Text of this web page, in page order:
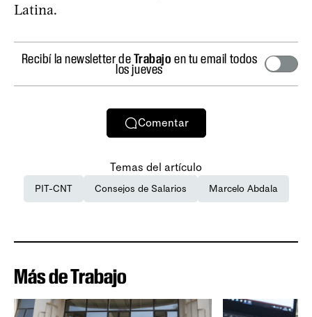
Latina.
Recibí la newsletter deTrabajo en tu email todos
los jueves
Comentar
Temas del artículo
PIT-CNT Consejos de Salarios Marcelo Abdala
Más de Trabajo